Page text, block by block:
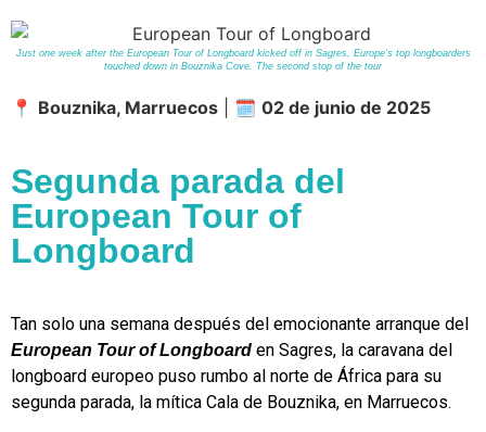
Just one week after the European Tour of Longboard kicked off in Sagres, Europe’s top longboarders
touched down in Bouznika Cove. The second stop of the tour
📍 Bouznika, Marruecos | 🗓️ 02 de junio de 2025
Segunda parada del
European Tour of
Longboard
Tan solo una semana después del emocionante arranque del
European Tour of Longboard en Sagres, la caravana del
longboard europeo puso rumbo al norte de África para su
segunda parada, la mítica Cala de Bouznika, en Marruecos.